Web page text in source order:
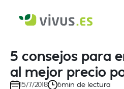
5 consejos para
al mejor precio
15/7/2018 6min de lectura